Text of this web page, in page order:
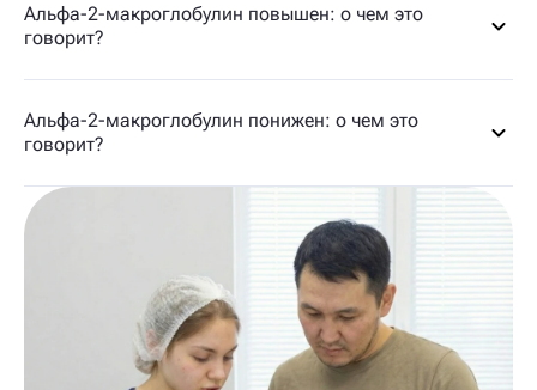
Альфа-2-макроглобулин повышен: о чем это
говорит?
Альфа-2-макроглобулин понижен: о чем это
говорит?